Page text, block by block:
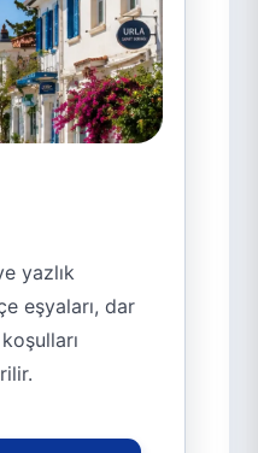
yazlık
eşyaları, dar